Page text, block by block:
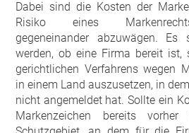
Dabei sind die Kosten der
Risiko eines
gegeneinander abzuwägen. Es
werden, ob eine Firma bereit ist,
gerichtlichen Verfahrens wegen
in einem Land auszusetzen, in
nicht angemeldet hat. Sollte ein
Markenzeichen bereits